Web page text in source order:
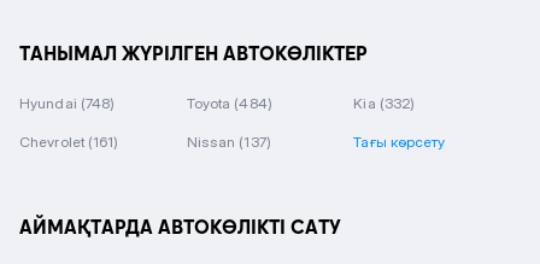
ТАНЫМАЛ ЖҮРІЛГЕН АВТОКӨЛІКТЕР
Hyundai (748) Toyota (484) Kia (332)
Chevrolet (161) Nissan (137) Тағы көрсету
АЙМАҚТАРДА АВТОКӨЛІКТІ САТУ